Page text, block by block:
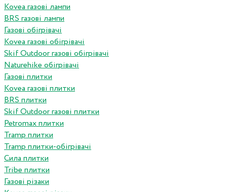
Kovea газові лампи
BRS газові лампи
Газові обігрівачі
Kovea газові обігрівачі
Skif Outdoor газові обігрівачі
Naturehike обігрівачі
Газові плитки
Kovea газові плитки
BRS плитки
Skif Outdoor газові плитки
Petromax плитки
Tramp плитки
Tramp плитки-обігрівачі
Сила плитки
Tribe плитки
Газові різаки